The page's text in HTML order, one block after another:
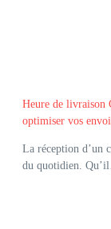
Heure de livraison
optimiser vos
La réception d’un
du quotidien.